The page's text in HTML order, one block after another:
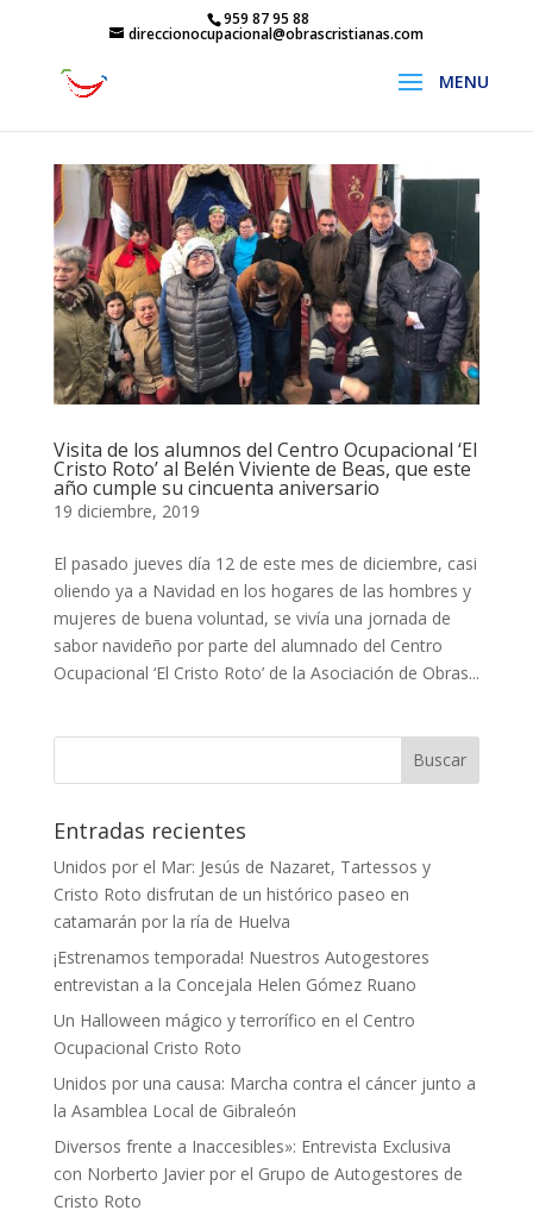
959 87 95 88
direccionocupacional@obrascristianas.com
Visita de los alumnos del Centro Ocupacional ‘El
Cristo Roto’ al Belén Viviente de Beas, que este
año cumple su cincuenta aniversario
19 diciembre, 2019
El pasado jueves día 12 de este mes de diciembre, casi
oliendo ya a Navidad en los hogares de las hombres y
mujeres de buena voluntad, se vivía una jornada de
sabor navideño por parte del alumnado del Centro
Ocupacional ‘El Cristo Roto’ de la Asociación de Obras...
Entradas recientes
Unidos por el Mar: Jesús de Nazaret, Tartessos y
Cristo Roto disfrutan de un histórico paseo en
catamarán por la ría de Huelva
¡Estrenamos temporada! Nuestros Autogestores
entrevistan a la Concejala Helen Gómez Ruano
Un Halloween mágico y terrorífico en el Centro
Ocupacional Cristo Roto
Unidos por una causa: Marcha contra el cáncer junto a
la Asamblea Local de Gibraleón
Diversos frente a Inaccesibles»: Entrevista Exclusiva
con Norberto Javier por el Grupo de Autogestores de
Cristo Roto